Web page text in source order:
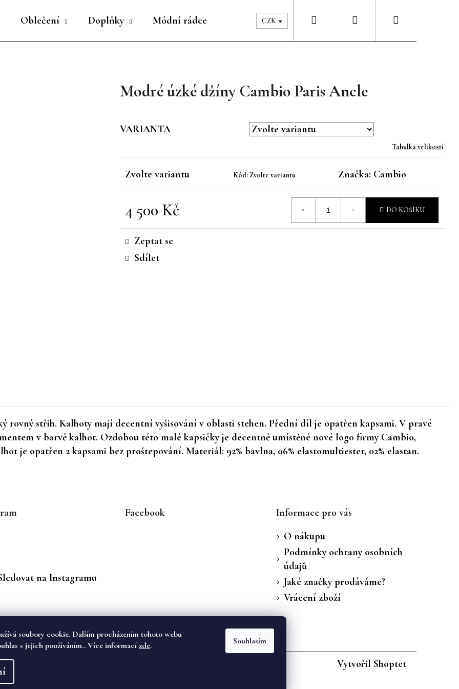
soubory cookie. Dalším procházením tohoto webu
s jejich používáním.. Více informacízde. Souhlasím
Oblečení Doplňky Módní rádce Péče & Šatník Kontakty
CZK Přihlášení
Modré úzké džíny Cambio Paris Ancle
VARIANTA
Tabulka velikostí
Zvolte variantu Kód: Zvolte variantu Značka: Cambio
4 500 Kč
Měrná
cena:
DO KOŠÍKU
Zeptat se
Sdílet
rovný střih. Kalhoty mají decentní vyšisování v oblasti stehen. Přední díl je opatřen kapsami. V pravé
v barvě kalhot. Ozdobou této malé kapsičky je decentně umístěné nové logo firmy Cambio,
je opatřen 2 kapsami bez proštepování. Materiál: 92% bavlna, 06% elastomultiester, 02% elastan.
HLEDAT
na Instagramu
Facebook
Informace pro vás
O nákupu
Podmínky ochrany osobních
údajů
Jaké značky prodáváme?
Vrácení zboží
Vytvořil Shoptet
vyhrazena.